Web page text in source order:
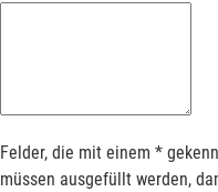
Felder, die mit einem *
müssen ausgefüllt werden,